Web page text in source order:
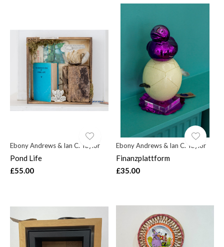
Ebony Andrews & Ian C. Taylor
Pond Life
£55.00
Ebony Andrews & Ian C. Taylor
Finanzplattform
£35.00